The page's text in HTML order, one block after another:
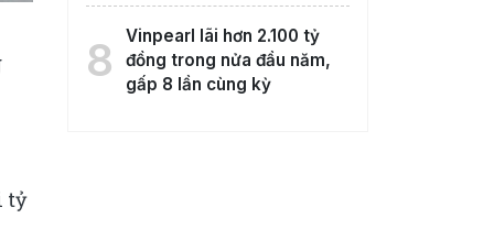
tỷ
8
Vinpearl lãi hơn 2.100 tỷ
đồng trong nửa đầu năm,
gấp 8 lần cùng kỳ